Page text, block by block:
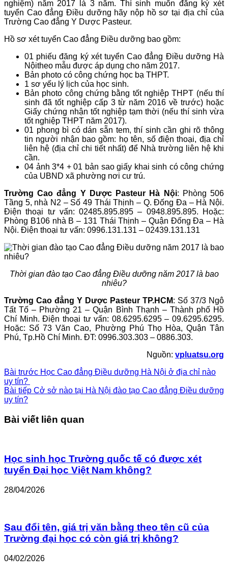
nghiệm) năm 2017 là 3 năm. Thí sinh muốn đăng ký xét
tuyển Cao đẳng Điều dưỡng hãy nộp hồ sơ tại địa chỉ của
Trường Cao đẳng Y Dược Pasteur.
Hồ sơ xét tuyển Cao đẳng Điều dưỡng bao gồm:
01 phiếu đăng ký xét tuyển Cao đẳng Điều dưỡng Hà
Nộitheo mẫu được áp dụng cho năm 2017.
Bản photo có công chứng học bạ THPT.
1 sơ yếu lý lịch của học sinh.
Bản photo công chứng bằng tốt nghiệp THPT (nếu thí
sinh đã tốt nghiệp cấp 3 từ năm 2016 về trước) hoặc
Giấy chứng nhận tốt nghiệp tạm thời (nếu thí sinh vừa
tốt nghiệp THPT năm 2017).
01 phong bì có dán sẵn tem, thí sinh cần ghi rõ thông
tin người nhận bao gồm: họ tên, số điện thoại, địa chỉ
liên hệ (địa chỉ chi tiết nhất) để Nhà trường liên hệ khi
cần.
04 ảnh 3*4 + 01 bản sao giấy khai sinh có công chứng
của UBND xã phường nơi cư trú.
Trường Cao đẳng Y Dược Pasteur Hà Nội: Phòng 506
Tầng 5, nhà N2 – Số 49 Thái Thịnh – Q. Đống Đa – Hà Nội.
Điện thoại tư vấn: 02485.895.895 – 0948.895.895. Hoặc:
Phòng B106 nhà B – 131 Thái Thịnh – Quận Đống Đa – Hà
Nội. Điện thoại tư vấn: 0996.131.131 – 02439.131.131
Thời gian đào tạo Cao đẳng Điều dưỡng năm 2017 là bao
nhiêu?
Trường Cao đẳng Y Dược Pasteur TP.HCM: Số 37/3 Ngô
Tất Tố – Phường 21 – Quận Bình Thạnh – Thành phố Hồ
Chí Minh. Điện thoại tư vấn: 08.6295.6295 – 09.6295.6295.
Hoặc: Số 73 Văn Cao, Phường Phú Thọ Hòa, Quận Tân
Phú, Tp.Hồ Chí Minh. ĐT: 0996.303.303 – 0886.303.
Nguồn: vpluatsu.org
Bài trước Học Cao đẳng Điều dưỡng Hà Nội ở địa chỉ nào
uy tín?
Bài tiếp Cở sở nào tại Hà Nội đào tạo Cao đẳng Điều dưỡng
uy tín?
Bài viết liên quan
Học sinh học Trường quốc tế có được xét
tuyển Đại học Việt Nam không?
28/04/2026
Sau đổi tên, giá trị văn bằng theo tên cũ của
Trường đại học có còn giá trị không?
04/02/2026